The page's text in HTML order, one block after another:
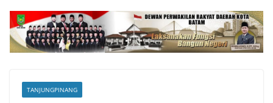
TANJUNGPINANG